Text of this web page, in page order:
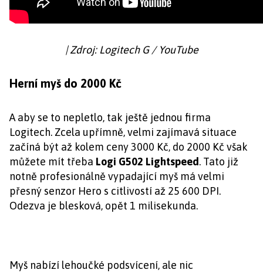
| Zdroj: Logitech G / YouTube
Herní myš do 2000 Kč
A aby se to nepletlo, tak ještě jednou firma
Logitech. Zcela upřímně, velmi zajímavá situace
začíná být až kolem ceny 3000 Kč, do 2000 Kč však
můžete mít třeba Logi G502 Lightspeed. Tato již
notně profesionálně vypadající myš má velmi
přesný senzor Hero s citlivostí až 25 600 DPI.
Odezva je blesková, opět 1 milisekunda.
Myš nabízí lehoučké podsvícení, ale nic